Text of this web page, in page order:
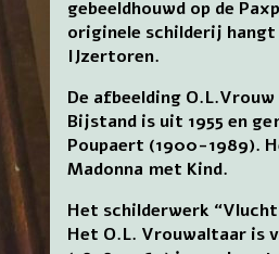
gebeeldhouwd op de
originele schilderij hangt
IJzertoren.
De afbeelding
Bijstand is uit 1955 en
Poupaert (1900-1989).
Madonna met Kind.
Het schilderwerk
Het O.L. Vrouwaltaar is